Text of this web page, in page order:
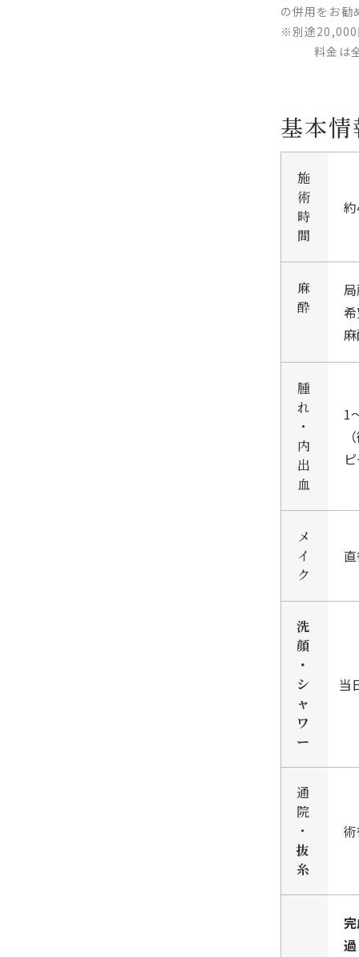
の併用をお勧
※別途
料金は
基本
施
術
時
間
麻
酔
腫
れ
・
内
出
血
1
メ
イ
ク
洗
顔
・
シ
ャ
ワ
ー
当
通
院
・
抜
糸
過